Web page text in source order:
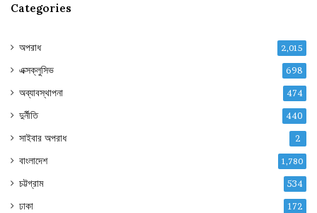
Categories
অপরাধ 2,015
এক্সক্লুসিভ 698
অব্যাবস্থাপনা 474
দুর্নীতি 440
সাইবার অপরাধ 2
বাংলাদেশ 1,780
চট্টগ্রাম 534
ঢাকা 172